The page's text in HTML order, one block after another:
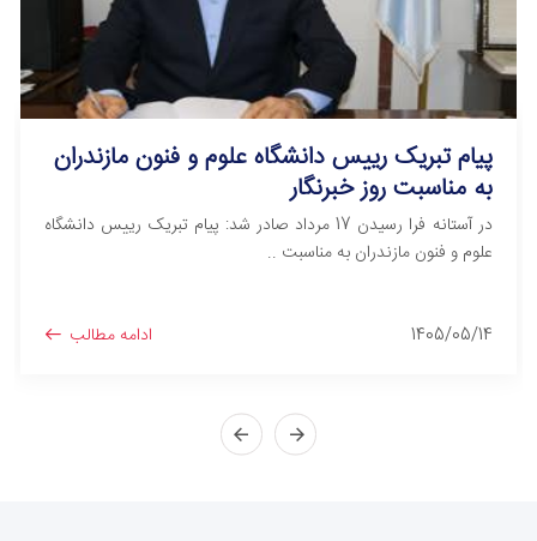
پیام تبریک رییس دانشگاه علوم و فنون مازندران
به مناسبت روز خبرنگار
در آستانه فرا رسیدن 17 مرداد صادر شد: پیام تبریک رییس دانشگاه
علوم و فنون مازندران به مناسبت ..
1405/05/14 ادامه مطالب